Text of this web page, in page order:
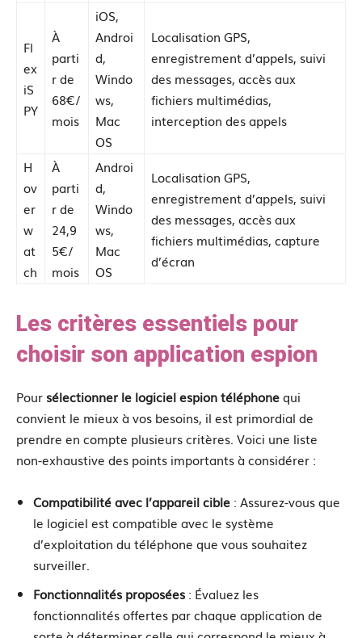
Fl
ex
iS
PY
À
parti
r de
68€/
mois
iOS,
Androi
d,
Windo
ws,
Mac
OS
Localisation GPS,
enregistrement d’appels, suivi
des messages, accès aux
fichiers multimédias,
interception des appels
H
ov
er
w
at
ch
À
parti
r de
24,9
5€/
mois
Androi
d,
Windo
ws,
Mac
OS
Localisation GPS,
enregistrement d’appels, suivi
des messages, accès aux
fichiers multimédias, capture
d’écran
Les critères essentiels pour
choisir son application espion
Pour sélectionner le logiciel espion téléphonequi
convient le mieux à vos besoins, il est primordial de
prendre en compte plusieurs critères. Voici une liste
non-exhaustive des points importants à considérer :
Compatibilité avec l’appareil cible : Assurez-vous que
le logiciel est compatible avec le système
d’exploitation du téléphone que vous souhaitez
surveiller.
Fonctionnalités proposées : Évaluez les
fonctionnalités offertes par chaque application de